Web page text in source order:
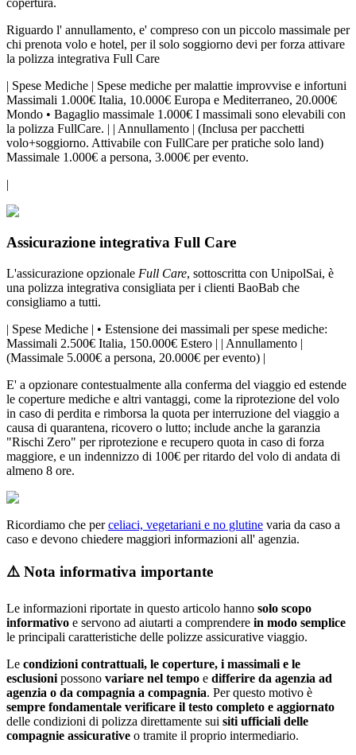
copertura.
Riguardo l' annullamento, e' compreso con un piccolo massimale per
chi prenota volo e hotel, per il solo soggiorno devi per forza attivare
la polizza integrativa Full Care
| Spese Mediche | Spese mediche per malattie improvvise e infortuni
Massimali 1.000€ Italia, 10.000€ Europa e Mediterraneo, 20.000€
Mondo • Bagaglio massimale 1.000€ I massimali sono elevabili con
la polizza FullCare. | | Annullamento | (Inclusa per pacchetti
volo+soggiorno. Attivabile con FullCare per pratiche solo land)
Massimale 1.000€ a persona, 3.000€ per evento.
|
Assicurazione integrativa Full Care
L'assicurazione opzionale Full Care, sottoscritta con UnipolSai, è
una polizza integrativa consigliata per i clienti BaoBab che
consigliamo a tutti.
| Spese Mediche | • Estensione dei massimali per spese mediche:
Massimali 2.500€ Italia, 150.000€ Estero | | Annullamento |
(Massimale 5.000€ a persona, 20.000€ per evento) |
E' a opzionare contestualmente alla conferma del viaggio ed estende
le coperture mediche e altri vantaggi, come la riprotezione del volo
in caso di perdita e rimborsa la quota per interruzione del viaggio a
causa di quarantena, ricovero o lutto; include anche la garanzia
"Rischi Zero" per riprotezione e recupero quota in caso di forza
maggiore, e un indennizzo di 100€ per ritardo del volo di andata di
almeno 8 ore.
Ricordiamo che perceliaci, vegetariani e no glutine varia da caso a
caso e devono chiedere maggiori informazioni all' agenzia.
⚠️ Nota informativa importante
Le informazioni riportate in questo articolo hanno solo scopo
informativo e servono ad aiutarti a comprendere in modo semplice
le principali caratteristiche delle polizze assicurative viaggio.
Le condizioni contrattuali, le coperture, i massimali e le
esclusioni possono variare nel tempo e differire da agenzia ad
agenzia o da compagnia a compagnia. Per questo motivo è
sempre fondamentale verificare il testo completo e aggiornato
delle condizioni di polizza direttamente sui siti ufficiali delle
compagnie assicurative o tramite il proprio intermediario.